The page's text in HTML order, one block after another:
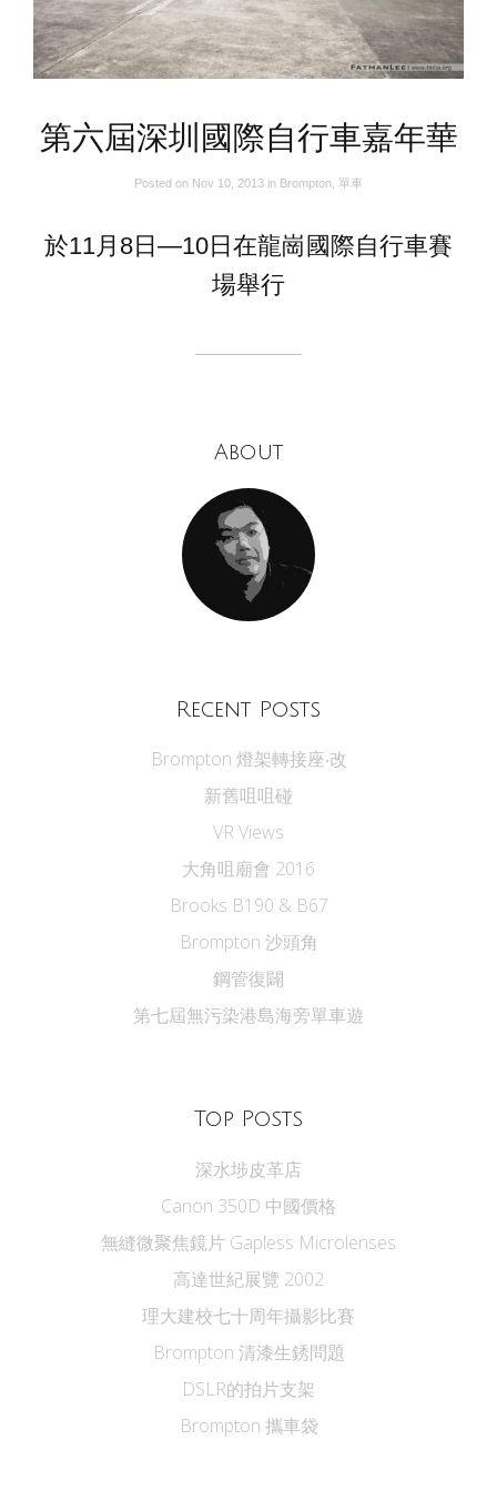
第六屆深圳國際自行車嘉年華
Posted on Nov 10, 2013 in Brompton 單車
於11月8日—10日在龍崗國際自行車賽
場舉行
About
Recent Posts
Brompton 燈架轉接座‧改
新舊咀咀碰
VR Views
大角咀廟會 2016
Brooks B190 & B67
Brompton 沙頭角
鋼管復闢
第七屆無污染港島海旁單車遊
Top Posts
深水埗皮革店
Canon 350D 中國價格
無縫微聚焦鏡片 Gapless Microlenses
高達世紀展覽 2002
理大建校七十周年攝影比賽
Brompton 清漆生銹問題
DSLR的拍片支架
Brompton 攜車袋